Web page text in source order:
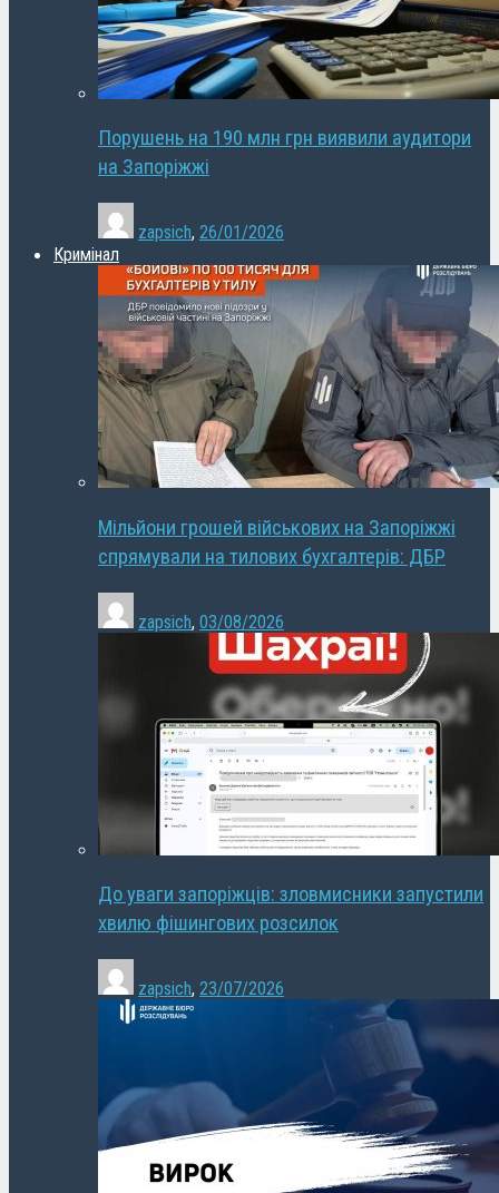
Порушень на 190 млн грн виявили аудитори
на Запоріжжі
zapsich, 26/01/2026
Кримінал
Мільйони грошей військових на Запоріжжі
спрямували на тилових бухгалтерів: ДБР
zapsich, 03/08/2026
До уваги запоріжців: зловмисники запустили
хвилю фішингових розсилок
zapsich, 23/07/2026